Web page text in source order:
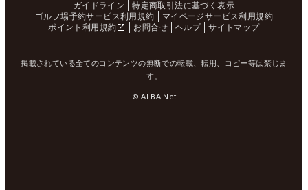
ガイドライン
特定商取引法に基づく表示
ゴルフ場予約サービス利用規約
マイページサービス利用規約
ポイント利用規約
お問合せ ヘルプ サイトマップ
掲載されている全てのコンテンツの無断での転載、転用、コピー等は禁じま
す。
© ALBA Net